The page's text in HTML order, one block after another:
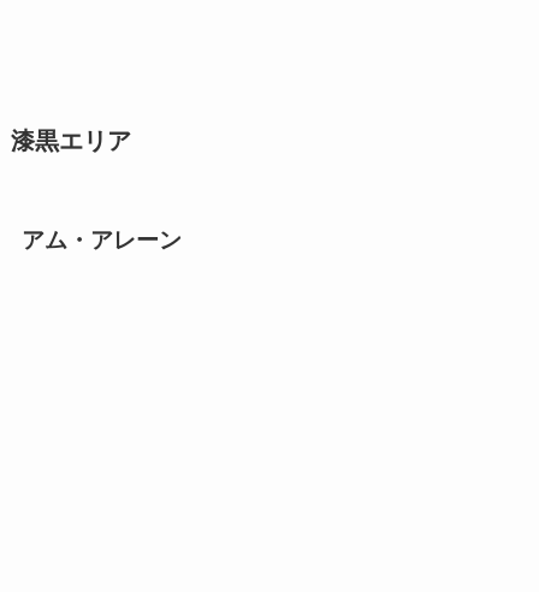
漆黒エリア
アム・アレーン